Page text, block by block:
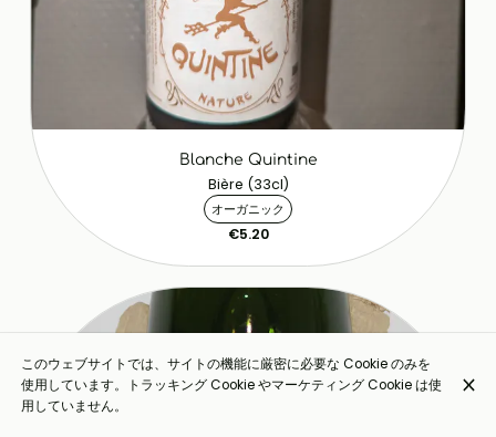
Blanche Quintine
Bière (33cl)
オーガニック
€5.20
このウェブサイトでは、サイトの機能に厳密に必要な Cookie のみを
使用しています。トラッキング Cookie やマーケティング Cookie は使
用していません。